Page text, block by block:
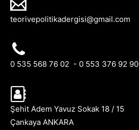
teorivepolitikadergisi@gmail.com
0 535 568 76 02 - 0 553 376 92 90
Şehit Adem Yavuz Sokak 18 / 15
Çankaya ANKARA